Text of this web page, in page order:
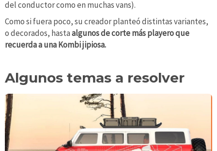
del conductor como en muchas vans).
Como si fuera poco, su creador planteó distintas variantes,
o decorados, hastaalgunos de corte más playero que
recuerda a una Kombi jipiosa.
Algunos temas a resolver